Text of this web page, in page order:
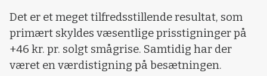
Det er et meget tilfredsstillende resultat, som
primært skyldes væsentlige prisstigninger på
+46 kr. pr. solgt smågrise. Samtidig har der
været en værdistigning på besætningen.